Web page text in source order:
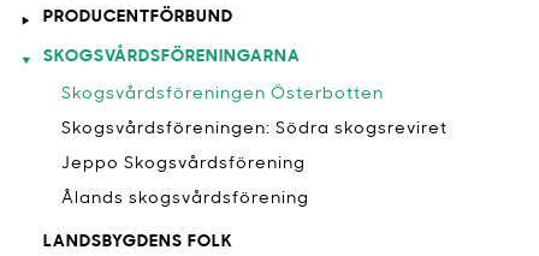
PRODUCENTFÖRBUND
SKOGSVÅRDSFÖRENINGARNA
Skogsvårdsföreningen Österbotten
Skogsvårdsföreningen: Södra skogsreviret
Jeppo Skogsvårdsförening
Ålands skogsvårdsförening
LANDSBYGDENS FOLK